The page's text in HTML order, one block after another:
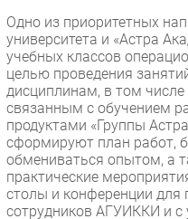
Одно из приоритетных
университета и «Астра
учебных классов
целью проведения
дисциплинам, в том
связанным с обучением
продуктами «Группы
сформируют план работ,
обмениваться опытом, а
практические
столы и конференции для
сотрудников АГУИККИ и с